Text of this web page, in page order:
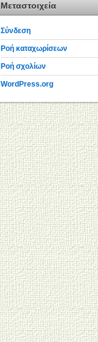
Μεταστοιχεία
Σύνδεση
Ροή καταχωρίσεων
Ροή σχολίων
WordPress.org